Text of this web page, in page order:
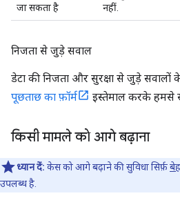
जा सकता है
नहीं.
निजता से जुड़े सवाल
डेटा की निजता और सुरक्षा से जुड़े सवालों
पूछताछ का फ़ॉर्म
इस्तेमाल करके हमसे
किसी मामले को आगे बढ़ाना
ध्यान दें: केस को आगे बढ़ाने की सुविधा सिर्फ़
उपलब्ध है.